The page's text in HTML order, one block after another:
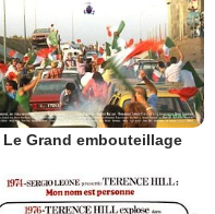
Le Grand embouteillage